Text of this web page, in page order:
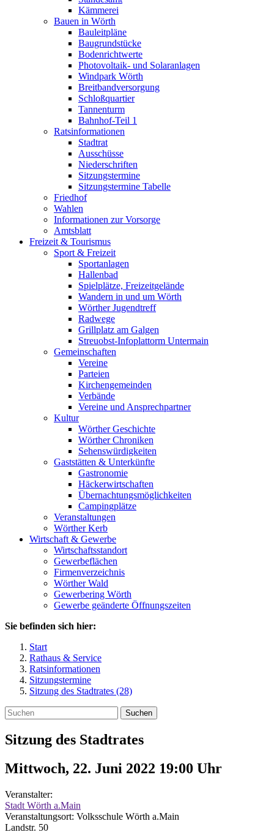
Kämmerei
Bauen in Wörth
Bauleitpläne
Baugrundstücke
Bodenrichtwerte
Photovoltaik- und Solaranlagen
Windpark Wörth
Breitbandversorgung
Schloßquartier
Tannenturm
Bahnhof-Teil 1
Ratsinformationen
Stadtrat
Ausschüsse
Niederschriften
Sitzungstermine
Sitzungstermine Tabelle
Friedhof
Wahlen
Informationen zur Vorsorge
Amtsblatt
Freizeit & Tourismus
Sport & Freizeit
Sportanlagen
Hallenbad
Spielplätze, Freizeitgelände
Wandern in und um Wörth
Wörther Jugendtreff
Radwege
Grillplatz am Galgen
Streuobst-Infoplattorm Untermain
Gemeinschaften
Vereine
Parteien
Kirchengemeinden
Verbände
Vereine und Ansprechpartner
Kultur
Wörther Geschichte
Wörther Chroniken
Sehenswürdigkeiten
Gaststätten & Unterkünfte
Gastronomie
Häckerwirtschaften
Übernachtungsmöglichkeiten
Campingplätze
Veranstaltungen
Wörther Kerb
Wirtschaft & Gewerbe
Wirtschaftsstandort
Gewerbeflächen
Firmenverzeichnis
Wörther Wald
Gewerbering Wörth
Gewerbe geänderte Öffnungszeiten
Sie befinden sich hier:
Start
Rathaus & Service
Ratsinformationen
Sitzungstermine
Sitzung des Stadtrates (28)
Suchen
Sitzung des Stadtrates
Mittwoch, 22. Juni 2022 19:00 Uhr
Veranstalter:
Stadt Wörth a.Main
Veranstaltungsort: Volksschule Wörth a.Main
Landstr. 50